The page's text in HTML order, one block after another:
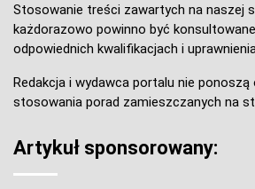
Stosowanie treści zawartych na naszej
każdorazowo powinno być
odpowiednich kwalifikacjach i
Redakcja i wydawca portalu nie
stosowania porad zamieszczanych na
Artykuł sponsorowany: